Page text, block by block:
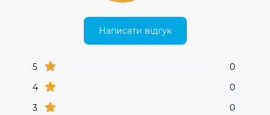
Написати відгук
5
0
4
0
3
0